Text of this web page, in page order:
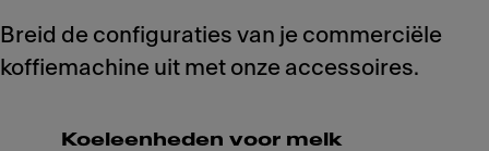
Breid de configuraties van je commerciële
koffiemachine uit met onze accessoires.
Koeleenheden voor melk